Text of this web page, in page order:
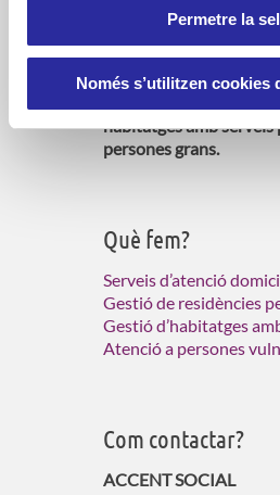
Permetre la
Només s’utilitzen cookies
de la gent gran i
Catalunya. Gestionem
d’atenció domiciliària
habitatges amb serveis
persones grans.
Què fem?
Serveis d’atenció
Gestió de residències
Gestió d’habitatges
Atenció a persones
Com contactar?
ACCENT SOCIAL